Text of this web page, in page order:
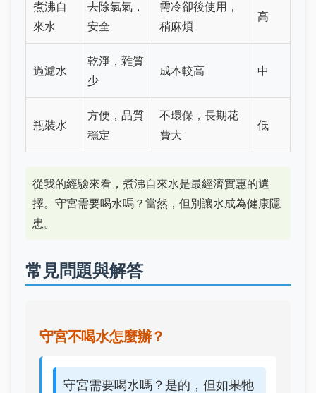
煮沸自
來水
去除氯氣，
安全
需冷卻後使用，
稍麻煩
高
過濾水
乾淨，雜質
少
成本較高 中
瓶裝水
方便，品質
穩定
不環保，長期花
費大
低
從我的經驗來看，煮沸自來水是最經濟實惠的選
擇。守宮需要喝水嗎？當然，但別讓水成為健康隱
患。
常見問題與解答
守宮不喝水怎麼辦？
守宮需要喝水嗎？是的，但如果牠